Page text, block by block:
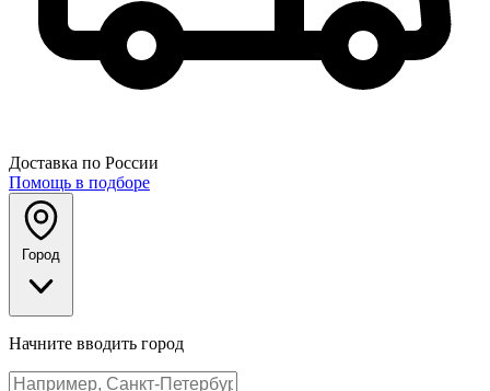
Доставка по России
Помощь в подборе
Город
Начните вводить город